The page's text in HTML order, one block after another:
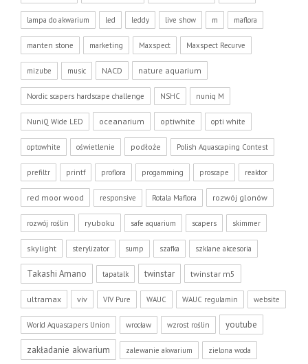
lampa do akwarium led leddy live show m maflora
manten stone marketing Maxspect Maxspect Recurve
mizube music NACD nature aquarium
Nordic scapers hardscape challenge NSHC nuniq M
NuniQ Wide LED oceanarium optiwhite opti white
optowhite oświetlenie podłoże Polish Aquascaping Contest
prefiltr printf proflora progamming proscape reaktor
red moor wood responsive Rotala Maflora rozwój glonów
rozwój roślin ryuboku safe aquarium scapers skimmer
skylight sterylizator sump szafka szklane akcesoria
Takashi Amano tapatalk twinstar twinstar m5
ultramax viv VIV Pure WAUC WAUC regulamin website
World Aquascapers Union wrocław wzrost roślin youtube
zakładanie akwarium zalewanie akwarium zielona woda